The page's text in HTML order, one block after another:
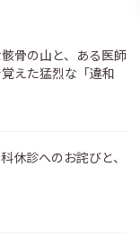
骨の山と、ある医師
えた猛烈な「違和
休診へのお詫びと、